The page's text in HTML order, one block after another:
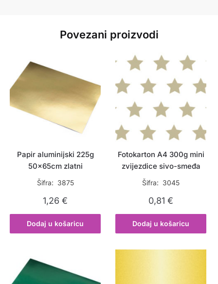
Povezani proizvodi
Papir aluminijski 225g
50x65cm zlatni
Šifra: 3875
1,26€
Dodaj u košaricu
Fotokarton A4 300g mini
zvijezdice sivo-smeđa
Šifra: 3045
0,81€
Dodaj u košaricu